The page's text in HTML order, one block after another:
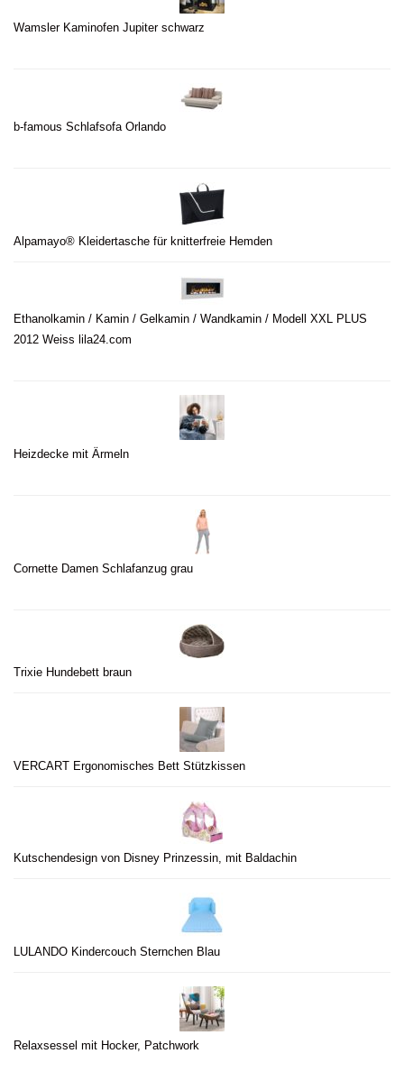
Wamsler Kaminofen Jupiter schwarz
b-famous Schlafsofa Orlando
Alpamayo® Kleidertasche für knitterfreie Hemden
Ethanolkamin / Kamin / Gelkamin / Wandkamin / Modell XXL PLUS
2012 Weiss lila24.com
Heizdecke mit Ärmeln
Cornette Damen Schlafanzug grau
Trixie Hundebett braun
VERCART Ergonomisches Bett Stützkissen
Kutschendesign von Disney Prinzessin, mit Baldachin
LULANDO Kindercouch Sternchen Blau
Relaxsessel mit Hocker, Patchwork